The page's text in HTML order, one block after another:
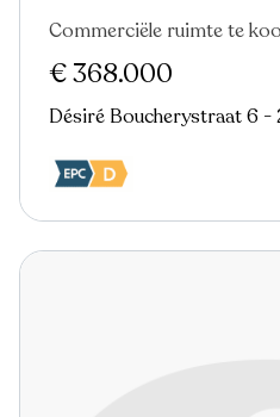
Commerciële ruimte te
€ 368.000
Désiré Boucherystraat 6